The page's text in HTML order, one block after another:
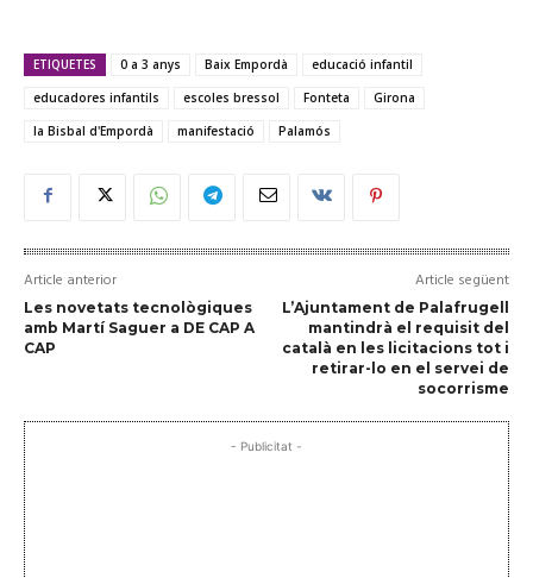
ETIQUETES 0 a 3 anys Baix Empordà
educació infantil
educadores infantils
escoles bressol Fonteta
Girona
la Bisbal d'Empordà
manifestació Palamós
Article anterior
Les novetats tecnològiques
amb Martí Saguer a DE CAP A
CAP
Article següent
L’Ajuntament de Palafrugell
mantindrà el requisit del
català en les licitacions tot i
retirar-lo en el servei de
socorrisme
- Publicitat -